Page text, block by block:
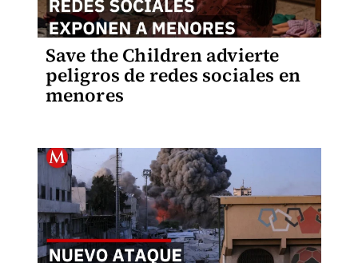
Save the Children advierte
peligros de redes sociales en
menores